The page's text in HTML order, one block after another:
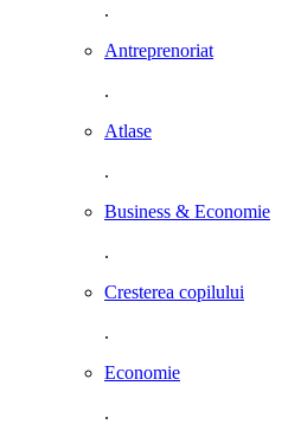
.
Antreprenoriat
.
Atlase
.
Business & Economie
.
Cresterea copilului
.
Economie
.